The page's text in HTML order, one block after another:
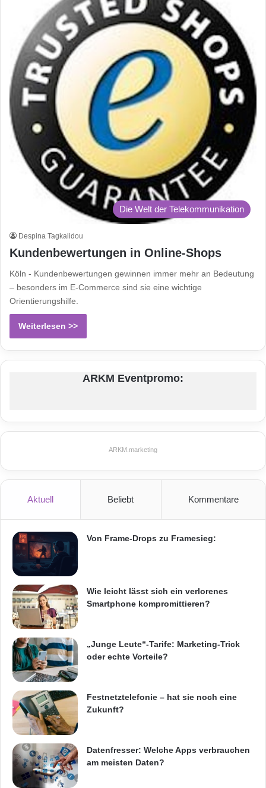
Die Welt der Telekommunikation
Despina Tagkalidou
Kundenbewertungen in Online-Shops
Köln - Kundenbewertungen gewinnen immer mehr an Bedeutung
– besonders im E-Commerce sind sie eine wichtige
Orientierungshilfe.
Weiterlesen >>
ARKM Eventpromo:
ARKM.marketing
Aktuell Beliebt Kommentare
Von Frame-Drops zu Framesieg:
Wie leicht lässt sich ein verlorenes
Smartphone kompromittieren?
„Junge Leute“-Tarife: Marketing-Trick
oder echte Vorteile?
Festnetztelefonie – hat sie noch eine
Zukunft?
Datenfresser: Welche Apps verbrauchen
am meisten Daten?